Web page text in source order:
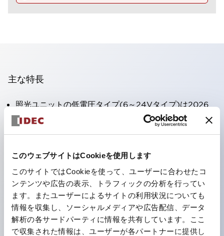
このウェブサイトはCookieを使用します
このサイトではCookieを使って、ユーザーに合わせたコ
ンテンツや広告の表示、トラフィックの分析を行ってい
ます。またユーザーによるサイトの利用状況についても
情報を収集し、ソーシャルメディアや広告配信、データ
解析の各サードパーティに情報を共有しています。ここ
で収集された情報は、ユーザーが各パートナーに提供し
主な特長
照光ユニットの低電圧タイプ(6～24Vタイプ)は2026
年1月より新カタログモデルの製品に順次切り替え予定
この製品一覧ページに記載の製品は2026年1月から受注
生産品へ変更、2026年6月末に廃止
了
丸形圧着端子の配線工数を大幅に削減。（パイロットラ
イトのダイレクトタイプを除く）
UL、CSA、TÜV、CCC認証品。